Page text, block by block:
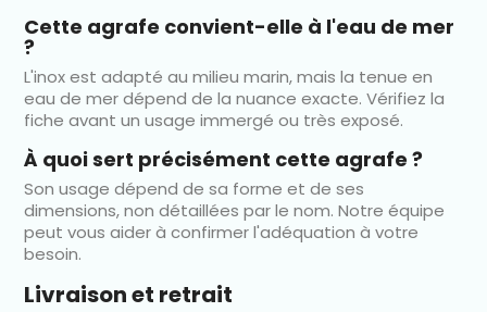
Cette agrafe convient-elle à l'eau de mer
?
L'inox est adapté au milieu marin, mais la tenue en
eau de mer dépend de la nuance exacte. Vérifiez la
fiche avant un usage immergé ou très exposé.
À quoi sert précisément cette agrafe ?
Son usage dépend de sa forme et de ses
dimensions, non détaillées par le nom. Notre équipe
peut vous aider à confirmer l'adéquation à votre
besoin.
Livraison et retrait